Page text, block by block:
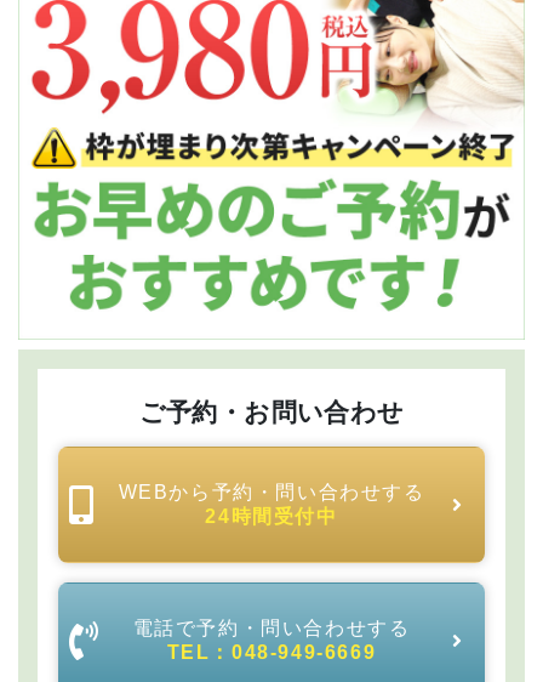
問診・カウンセリング
お客様の身体の状態を知るために、問診票に沿ってカウ
ンセリングを行います。
不安な事や、心配な点などございましたら遠慮なくご相
談下さい。
検査
根本原因を解明するためにも、しっかりと検査を行いま
ご予約・お問い合わせ
WEBから予約・問い合わせする
24時間受付中
電話で予約・問い合わせする
TEL：048-949-6669